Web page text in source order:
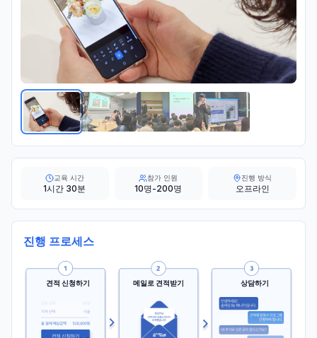
교육 시간
1시간 30분
참가 인원
10명-200명
진행 방식
오프라인
진행 프로세스
견적 신청하기 메일로 견적받기 상담하기